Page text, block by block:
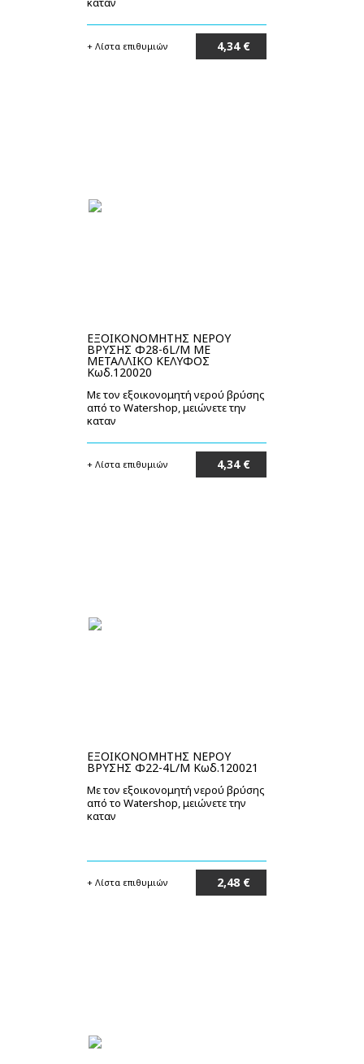
+ Λίστα επιθυμιών 4,34 €
ΕΞΟΙΚΟΝΟΜΗΤΗΣ ΝΕΡΟΥ
ΒΡΥΣΗΣ Φ28-6L/M ΜΕ
ΜΕΤΑΛΛΙΚΟ ΚΕΛΥΦΟΣ
Κωδ.120020
Με τον εξοικονομητή νερού βρύσης
από το Watershop, μειώνετε την
καταν
+ Λίστα επιθυμιών 4,34 €
ΕΞΟΙΚΟΝΟΜΗΤΗΣ ΝΕΡΟΥ
ΒΡΥΣΗΣ Φ22-4L/M Κωδ.120021
Με τον εξοικονομητή νερού βρύσης
από το Watershop, μειώνετε την
καταν
+ Λίστα επιθυμιών 2,48 €